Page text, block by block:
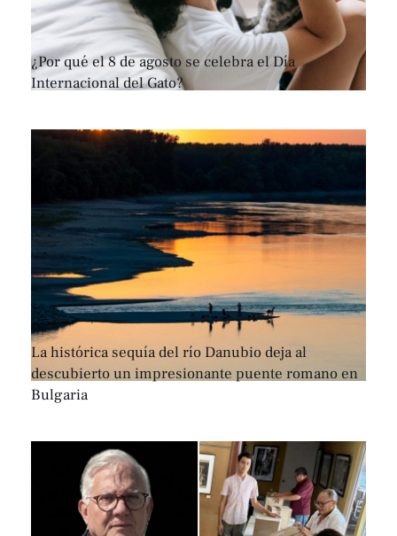
¿Por qué el 8 de agosto se celebra el Día
Internacional del Gato?
La histórica sequía del río Danubio deja al
descubierto un impresionante puente romano en
Bulgaria